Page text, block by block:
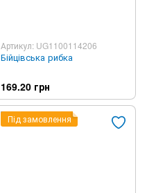
Артикул: UG1100114206
Бійцівська рибка
169.20 грн
Під замовлення